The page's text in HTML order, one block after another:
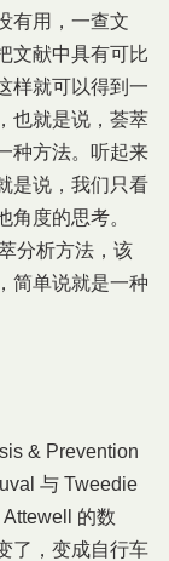
有用，一查文
文献中具有可比
样就可以得到一
也就是说，荟萃
种方法。听起来
是说，我们只看
度的思考。
分析方法，该
简单说就是一种
& Prevention
与 Tweedie
Attewell 的数
了，变成自行车